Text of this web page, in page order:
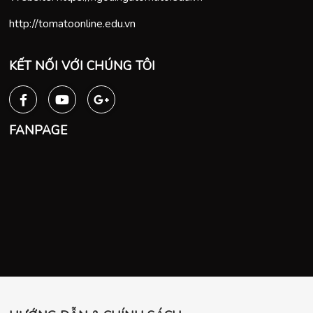
http://tomatoonline.edu.vn
KẾT NỐI VỚI CHÚNG TÔI
FANPAGE